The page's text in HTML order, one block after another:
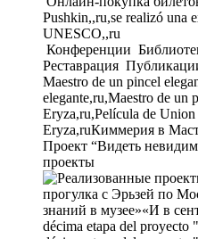
Pushkin,,ru,se realizó una
UNESCO,,ru
Конференции
Реставрация
Maestro de un pincel
elegante,ru,Maestro de un
Eryza,ru,Película de
Eryza,ruКиммерия в
Проект “Видеть
проекты
прогулка с Эрьзей по
знаний в музее»«И в
décima etapa del proyecto